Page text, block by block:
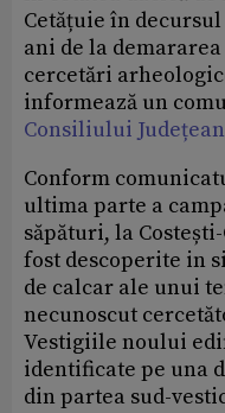
Cetățuie în decursul
ani de la
cercetări
informează un
Consiliului
Conform
ultima parte a
săpături, la
fost descoperite in
de calcar ale unui
necunoscut
Vestigiile noului
identificate pe una
din partea sud-